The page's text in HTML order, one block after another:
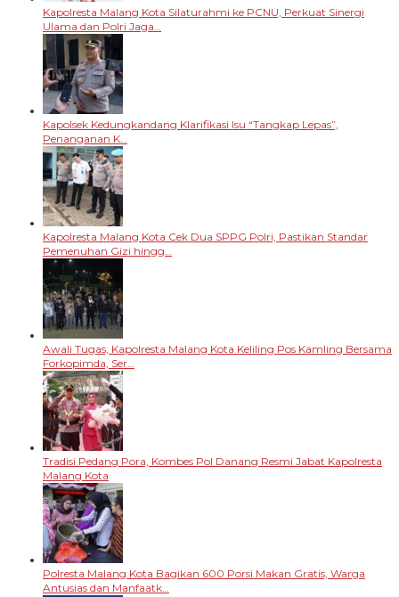
Kapolresta Malang Kota Silaturahmi ke PCNU, Perkuat Sinergi
Ulama dan Polri Jaga…
Kapolsek Kedungkandang Klarifikasi Isu “Tangkap Lepas”,
Penanganan K…
Kapolresta Malang Kota Cek Dua SPPG Polri, Pastikan Standar
Pemenuhan Gizi hingg…
Awali Tugas, Kapolresta Malang Kota Keliling Pos Kamling Bersama
Forkopimda, Ser…
Tradisi Pedang Pora, Kombes Pol Danang Resmi Jabat Kapolresta
Malang Kota
Polresta Malang Kota Bagikan 600 Porsi Makan Gratis, Warga
Antusias dan Manfaatk…